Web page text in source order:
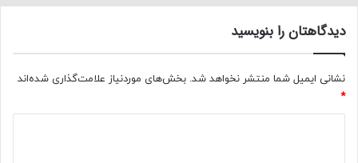
دیدگاهتان را بنویسید
نشانی ایمیل شما منتشر نخواهد شد. بخش‌های موردنیاز علامت‌گذاری شده‌اند
*